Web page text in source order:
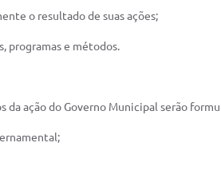
o resultado de suas ações;
programas e métodos.
da ação do Governo Municipal serão